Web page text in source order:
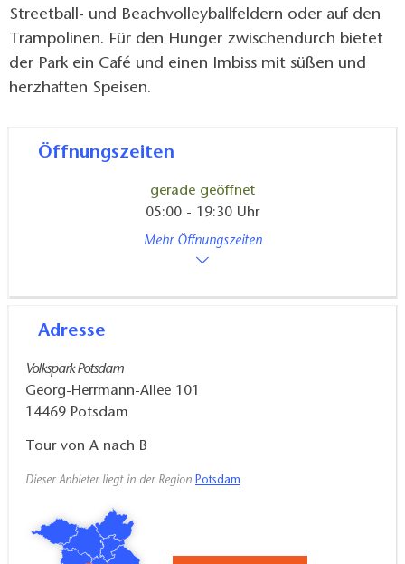
Streetball- und Beachvolleyballfeldern oder auf den
Trampolinen. Für den Hunger zwischendurch bietet
der Park ein Café und einen Imbiss mit süßen und
herzhaften Speisen.
Öffnungszeiten
gerade geöffnet
05:00 - 19:30 Uhr
Mehr Öffnungszeiten
Adresse
Volkspark Potsdam
Georg-Herrmann-Allee 101
14469 Potsdam
Tour von A nach B
Dieser Anbieter liegt in der Region Potsdam